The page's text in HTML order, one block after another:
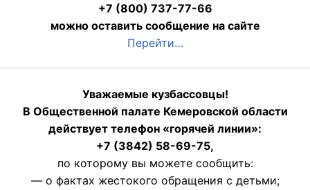
+7 (800) 737-77-66
можно оставить сообщение на сайте
Перейти…
Уважаемые кузбассовцы!
В Общественной палате Кемеровской области
действует телефон «горячей линии»:
+7 (3842) 58-69-75,
по которому вы можете сообщить:
— о фактах жестокого обращения с детьми;